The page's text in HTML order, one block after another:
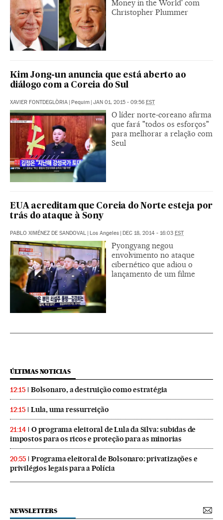
Money in the World' com
Christopher Plummer
Kim Jong-un anuncia que está aberto ao
diálogo com a Coreia do Sul
XAVIER FONTDEGLÒRIA Pequim JAN 01, 2015 - 09:56 EST
O líder norte-coreano afirma
que fará "todos os esforços"
para melhorar a relação com
Seul
EUA acreditam que Coreia do Norte esteja por
trás do ataque à Sony
PABLO XIMÉNEZ DE SANDOVAL Los Angeles DEC 18, 2014 - 16:03 EST
Pyongyang negou
envolvimento no ataque
cibernético que adiou o
lançamento de um filme
ÚLTIMAS NOTICIAS
12:15 Bolsonaro, a destruição como estratégia
12:15 Lula, uma ressurreição
21:14
O programa eleitoral de Lula da Silva: subidas de
impostos para os ricos e proteção para as minorias
20:55
Programa eleitoral de Bolsonaro: privatizações e
privilégios legais para a Polícia
NEWSLETTERS